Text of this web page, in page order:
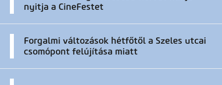
nyitja a CineFestet
Forgalmi változások hétfőtől a Szeles utcai
csomópont felújítása miatt